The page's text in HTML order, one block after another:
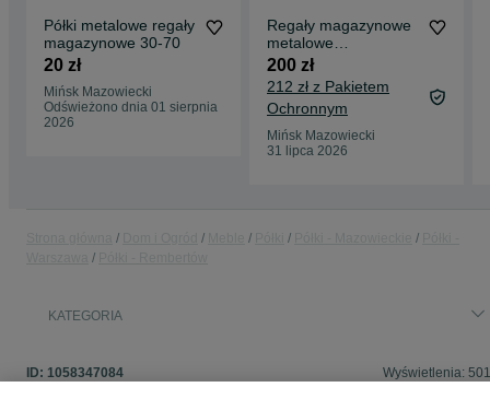
Półki metalowe regały
magazynowe 30-70
20 zł
Mińsk Mazowiecki
Odświeżono dnia 01 sierpnia
2026
Regały magazynowe
metalowe
NIEMARKETOWE
200 zł
212 zł z Pakietem
Ochronnym
Mińsk Mazowiecki
31 lipca 2026
KATEGORIA
ID: 1058347084 Wyświetlenia: